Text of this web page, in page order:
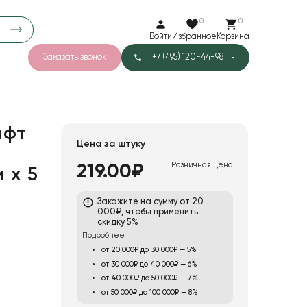
Войти
0
Избранное
0
Корзина
Заказать звонок +7 (495) 120-44-98
x 5
Цена за штуку
219.00₽ Розничная цена
Закажите на сумму от 20
000₽, чтобы применить
скидку 5%
Подробнее
от 20 000₽ до 30 000₽ — 5%
от 30 000₽ до 40 000₽ — 6%
от 40 000₽ до 50 000₽ — 7%
от 50 000₽ до 100 000₽ — 8%